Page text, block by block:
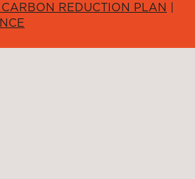
REDUCTION PLAN |